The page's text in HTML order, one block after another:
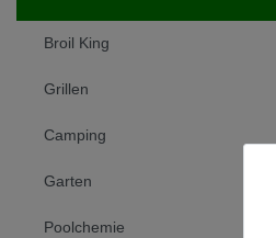
Broil King
Grillen
Camping
Garten
Poolchemie